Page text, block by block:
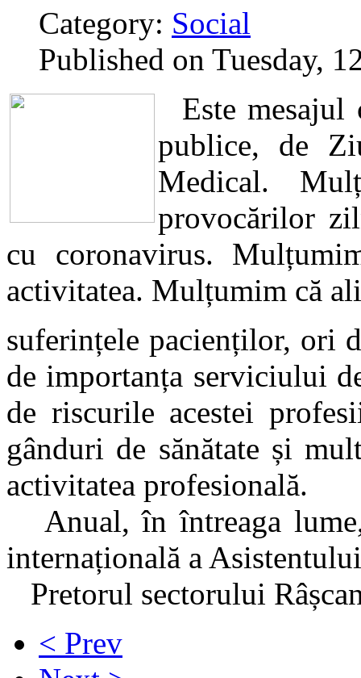
Category: Social
Published on Tuesday,
Este mesajul
publice, de
Medical.
provocărilor
cu coronavirus.
activitatea. Mulțumim că
suferințele pacienților, ori
de importanța serviciului
de riscurile acestei
gânduri de sănătate și
activitatea profesională.
Anual, în întreaga
internațională a
Pretorul sectorului
< Prev